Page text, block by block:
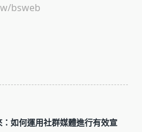
bsweb
如何運用社群媒體進行有效宣